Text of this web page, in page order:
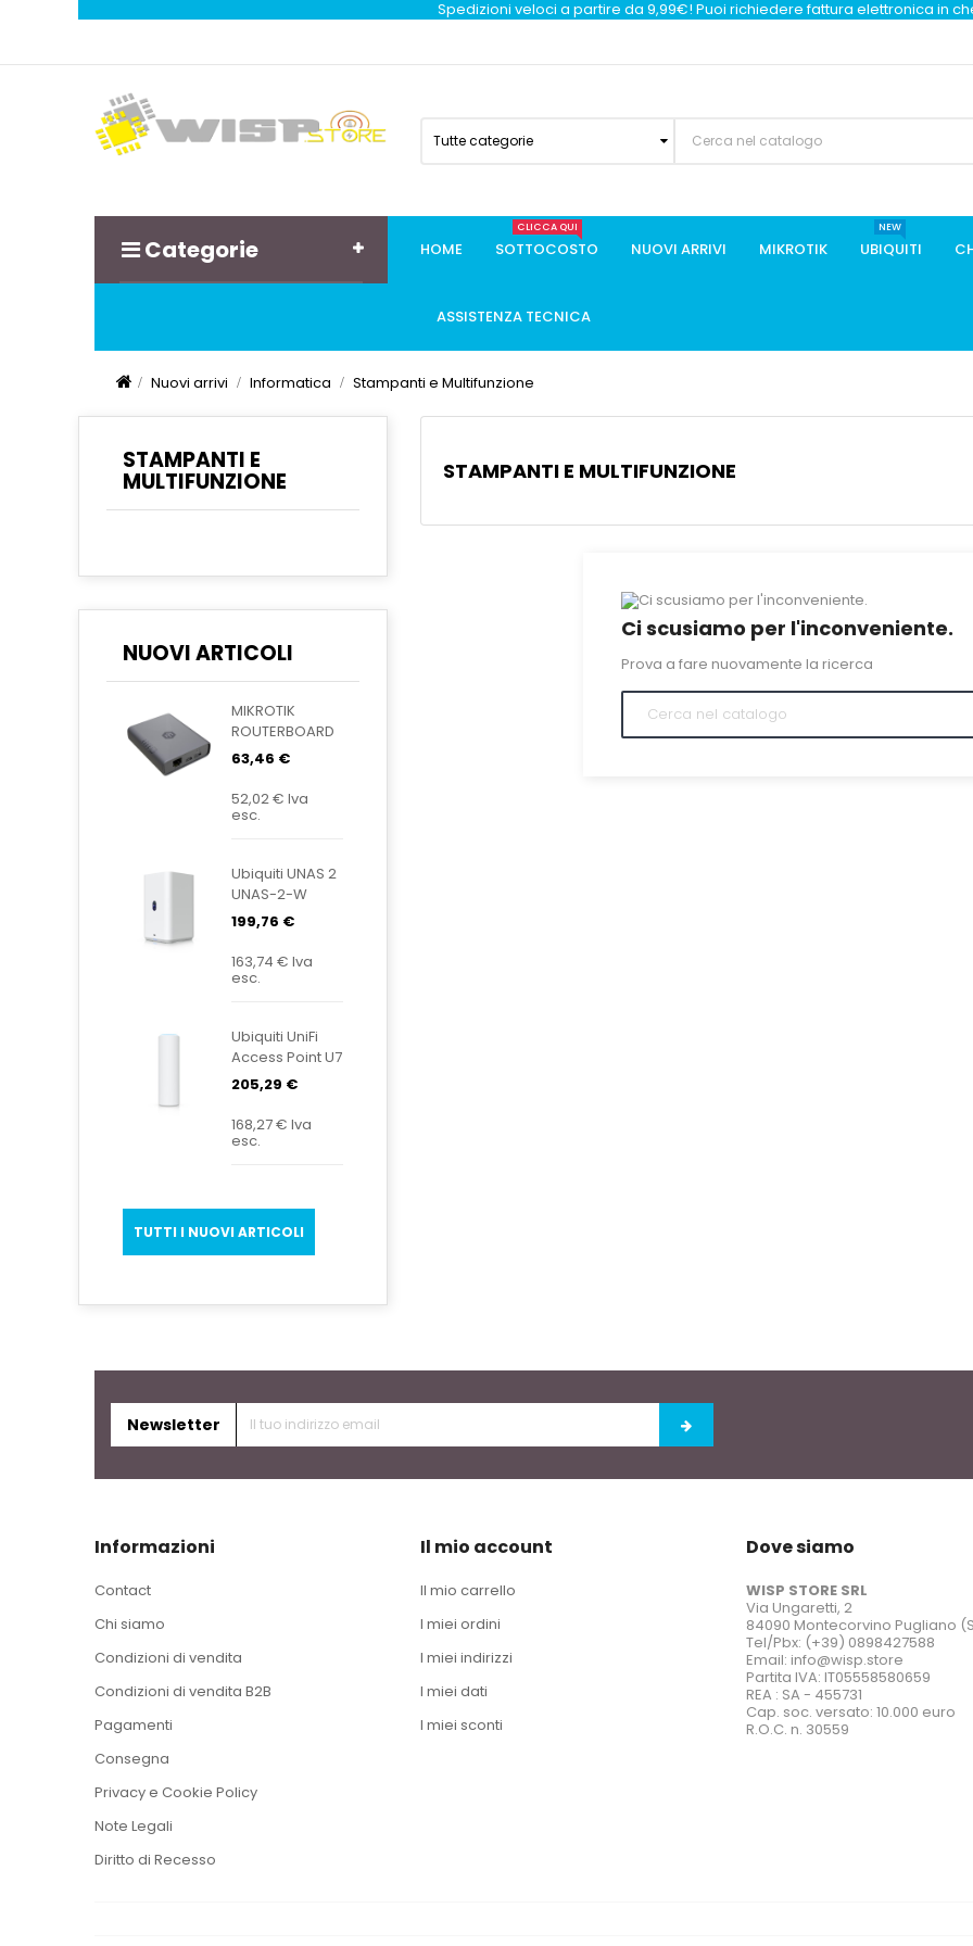
Spedizioni veloci a partire da 9,99€! Puoi richiedere fattura elettronica in
Tutte categorie
Categorie HOME SOTTOCOSTO
CLICCA QUI
NUOVI ARRIVI MIKROTIK UBIQUITI
NEW
ASSISTENZA TECNICA
Nuovi arrivi Informatica Stampanti e Multifunzione
STAMPANTI E
MULTIFUNZIONE
NUOVI ARTICOLI
MIKROTIK
ROUTERBOARD
KNOT
LTE4 EC25-
EU&KNE
63,46 €
52,02 € Iva
esc.
Ubiquiti UNAS 2
UNAS-2-W
199,76 €
163,74 € Iva
esc.
Ubiquiti UniFi
Access Point U7
Mesh U7-Mesh
205,29 €
168,27 € Iva
esc.
TUTTI I NUOVI ARTICOLI
STAMPANTI E MULTIFUNZIONE
Ci scusiamo per l'inconveniente.
Prova a fare nuovamente la ricerca
Newsletter
Informazioni
Contact
Chi siamo
Condizioni di vendita
Condizioni di vendita B2B
Pagamenti
Consegna
Privacy e Cookie Policy
Note Legali
Diritto di Recesso
Il mio account
Il mio carrello
I miei ordini
I miei indirizzi
I miei dati
I miei sconti
Dove siamo
WISP STORE SRL
Via Ungaretti, 2
84090 Montecorvino Pugliano
Tel/Pbx: (+39) 0898427588
Email: info@wisp.store
Partita IVA: IT05558580659
REA : SA - 455731
Cap. soc. versato: 10.000 euro
R.O.C. n. 30559